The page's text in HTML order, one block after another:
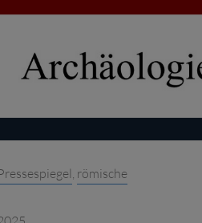
FÜR
KUNSTGESCHICHTE
LMU:
LIVE-
IN
, römische